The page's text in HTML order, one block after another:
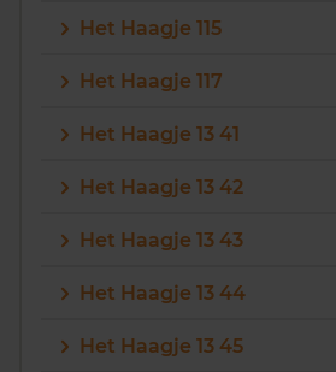
Het Haagje 115
Het Haagje 117
Het Haagje 13 41
Het Haagje 13 42
Het Haagje 13 43
Het Haagje 13 44
Het Haagje 13 45